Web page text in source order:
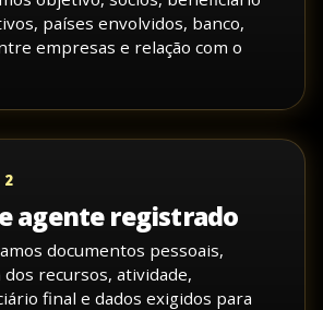
países envolvidos, banco,
empresas e relação com o
2
e agente registrado
documentos pessoais,
recursos, atividade,
final e dados exigidos para